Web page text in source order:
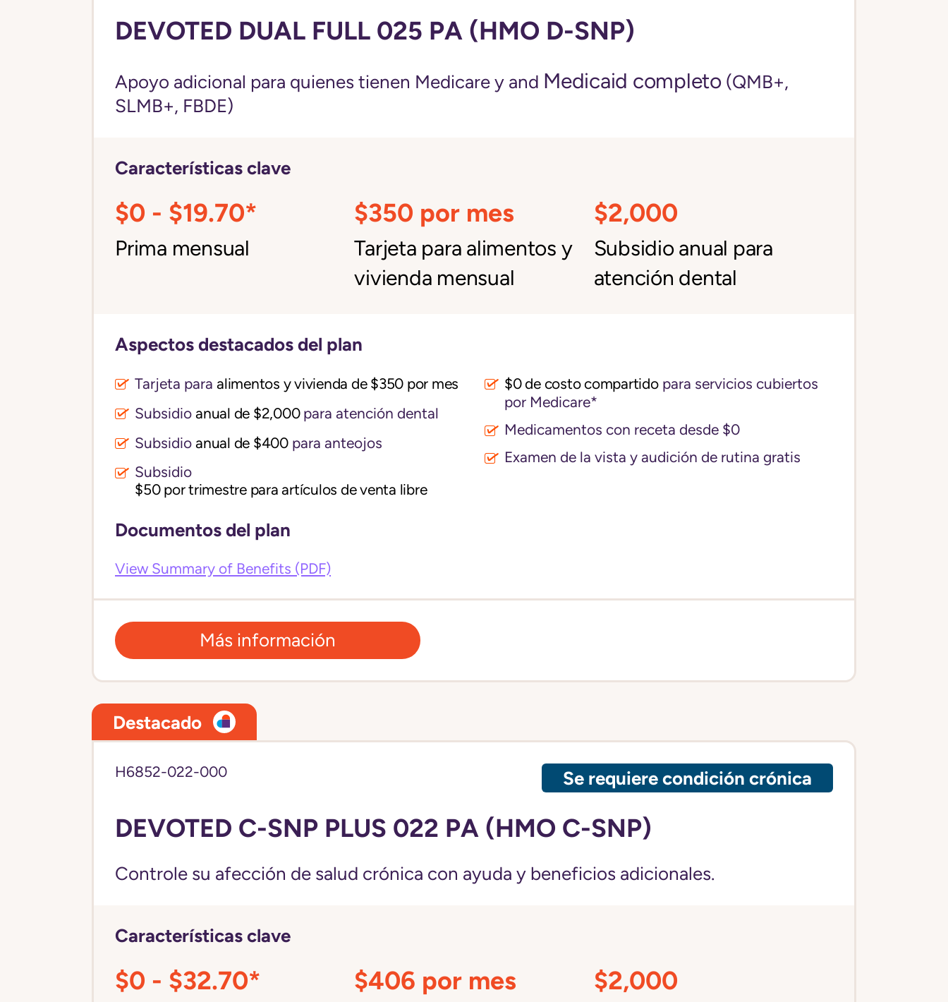
DEVOTED DUAL FULL 025 PA (HMO D-SNP)
Apoyo adicional para quienes tienen Medicare y and Medicaid completo(QMB+,
SLMB+, FBDE)
Características clave
$0 - $19.70*
Prima mensual
$350 por mes
Tarjeta para alimentos y
vivienda mensual
$2,000
Subsidio anual para
atención dental
Aspectos destacados del plan
Tarjeta para alimentos y vivienda de $350 por mes
Subsidio anual de $2,000para atención dental
Subsidio anual de $400para anteojos
Subsidio
$50 por trimestre para artículos de venta libre
$0 de costo compartidopara servicios cubiertos
por Medicare*
Medicamentos con receta desde $0
Examen de la vista y audición de rutina gratis
Documentos del plan
View Summary of Benefits (PDF)
Más información
Destacado
H6852-022-000 Se requiere condición crónica
DEVOTED C-SNP PLUS 022 PA (HMO C-SNP)
Controle su afección de salud crónica con ayuda y beneficios adicionales.
Características clave
$0 - $32.70* $406 por mes $2,000